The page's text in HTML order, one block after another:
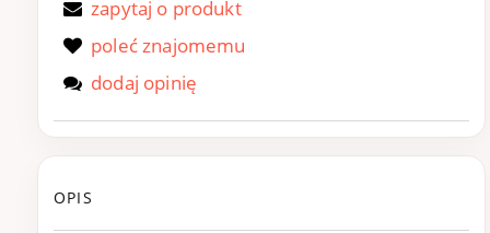
zapytaj o produkt
poleć znajomemu
dodaj opinię
OPIS